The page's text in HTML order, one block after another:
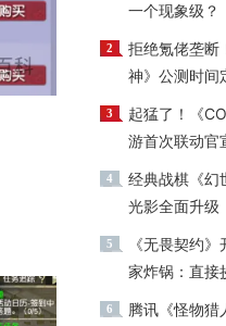
一个现象级？
2
拒绝氪佬垄断
神》公测时间
3
起猛了！《
游首次联动官
4
经典战棋《幻
光影全面升级
5
《无畏契约
家炸锅：直接
6
腾讯《怪物猎